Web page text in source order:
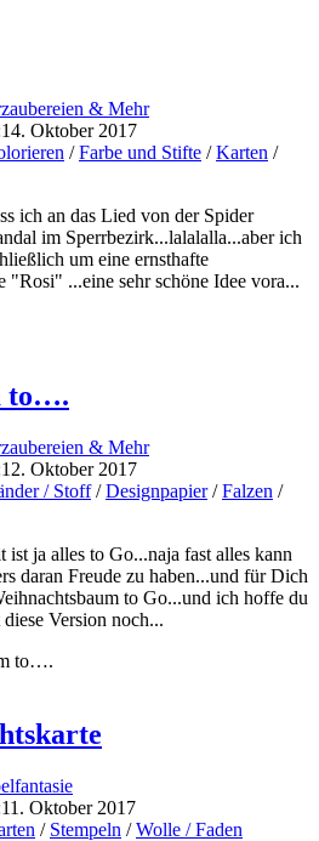
& Mehr
14. Oktober 2017
/ Farbe und Stifte / Karten /
ich an das Lied von der Spider
im Sperrbezirk...lalalalla...aber ich
um eine ernsthafte
"Rosi" ...eine sehr schöne Idee vora...
to….
& Mehr
12. Oktober 2017
/ Stoff / Designpapier / Falzen /
ja alles to Go...naja fast alles kann
daran Freude zu haben...und für Dich
to Go...und ich hoffe du
Version noch...
to….
11. Oktober 2017
/ Stempeln / Wolle / Faden